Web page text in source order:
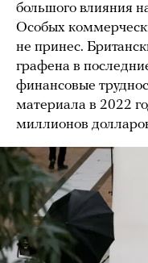
большого влияния
Особых
не принес.
графена в
финансовые
материала в 2022
миллионов